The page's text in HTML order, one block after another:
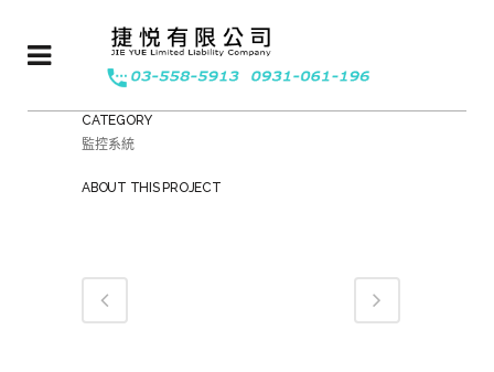
CATEGORY
監控系統
ABOUT THIS PROJECT